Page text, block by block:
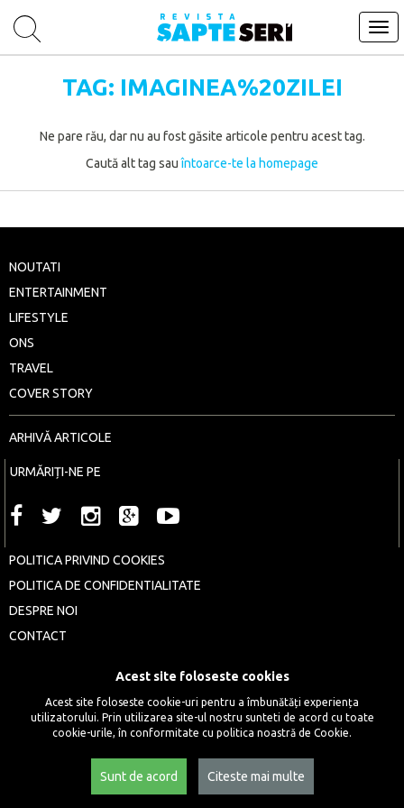
TAG: IMAGINEA%20ZILEI
Ne pare rău, dar nu au fost găsite articole pentru acest tag.
Caută alt tag sauîntoarce-te la homepage
NOUTATI
ENTERTAINMENT
LIFESTYLE
ONS
TRAVEL
COVER STORY
ARHIVĂ ARTICOLE
URMĂRIȚI-NE PE
POLITICA PRIVIND COOKIES
POLITICA DE CONFIDENTIALITATE
DESPRE NOI
CONTACT
COPYRIGHT © 2016 - 2026 ȘAPTE SERI
Acest site foloseste cookies
Acest site foloseste cookie-uri pentru a îmbunătăți experiența
utilizatorului. Prin utilizarea site-ul nostru sunteti de acord cu toate
cookie-urile, în conformitate cu politica noastră de Cookie.
Sunt de acord Citeste mai multe